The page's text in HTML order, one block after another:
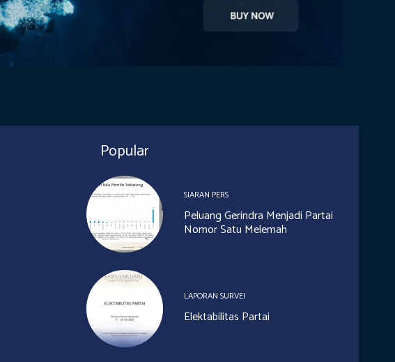
Popular
SIARAN PERS
Peluang Gerindra Menjadi Partai
Nomor Satu Melemah
LAPORAN SURVEI
Elektabilitas Partai